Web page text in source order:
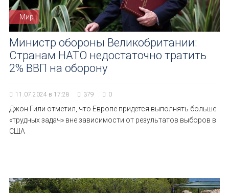
Мир
Министр обороны Великобритании:
Странам НАТО недостаточно тратить
2% ВВП на оборону
11.07.2024 в 17:28 379 0
Джон Гили отметил, что Европе придется выполнять больше
«трудных задач» вне зависимости от результатов выборов в
США